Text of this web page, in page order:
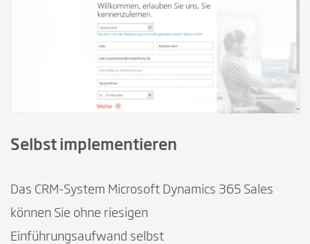
Selbst implementieren
Das CRM-System Microsoft Dynamics 365 Sales
können Sie ohne riesigen
Einführungsaufwand selbst